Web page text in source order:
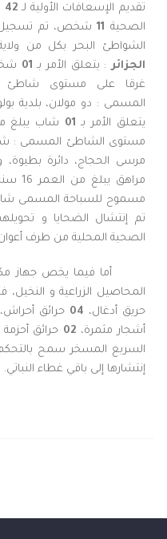
تقديم الإسعافات الأولية لـ42
الصحية 11شخص، تم
الشواطئ البحر بكل من
الجزائر: يتعلق الأمر بـ 01
غرقا على مستوى شاطئ
المسمى : دو مولان، بلدية
يتعلق الأمر بـ 01
مستوى الشاطئ المسمى :
مرسى الحجاج، دائرة بطيوة،
مسموح للسباحة المسمى شاطئ
تم إنتشال الضحايا و
الصحية المحلية من طرف أعوان
أما فيما يخص جهاز
المحاصيل الزراعية و النخيل،
حريق أدغال، 04 حرائق أحراش،
أشجار مثمرة، 02 حرائق
السريع المسخر سمح
إنتشارها إلى باقي غطاء النباتي.